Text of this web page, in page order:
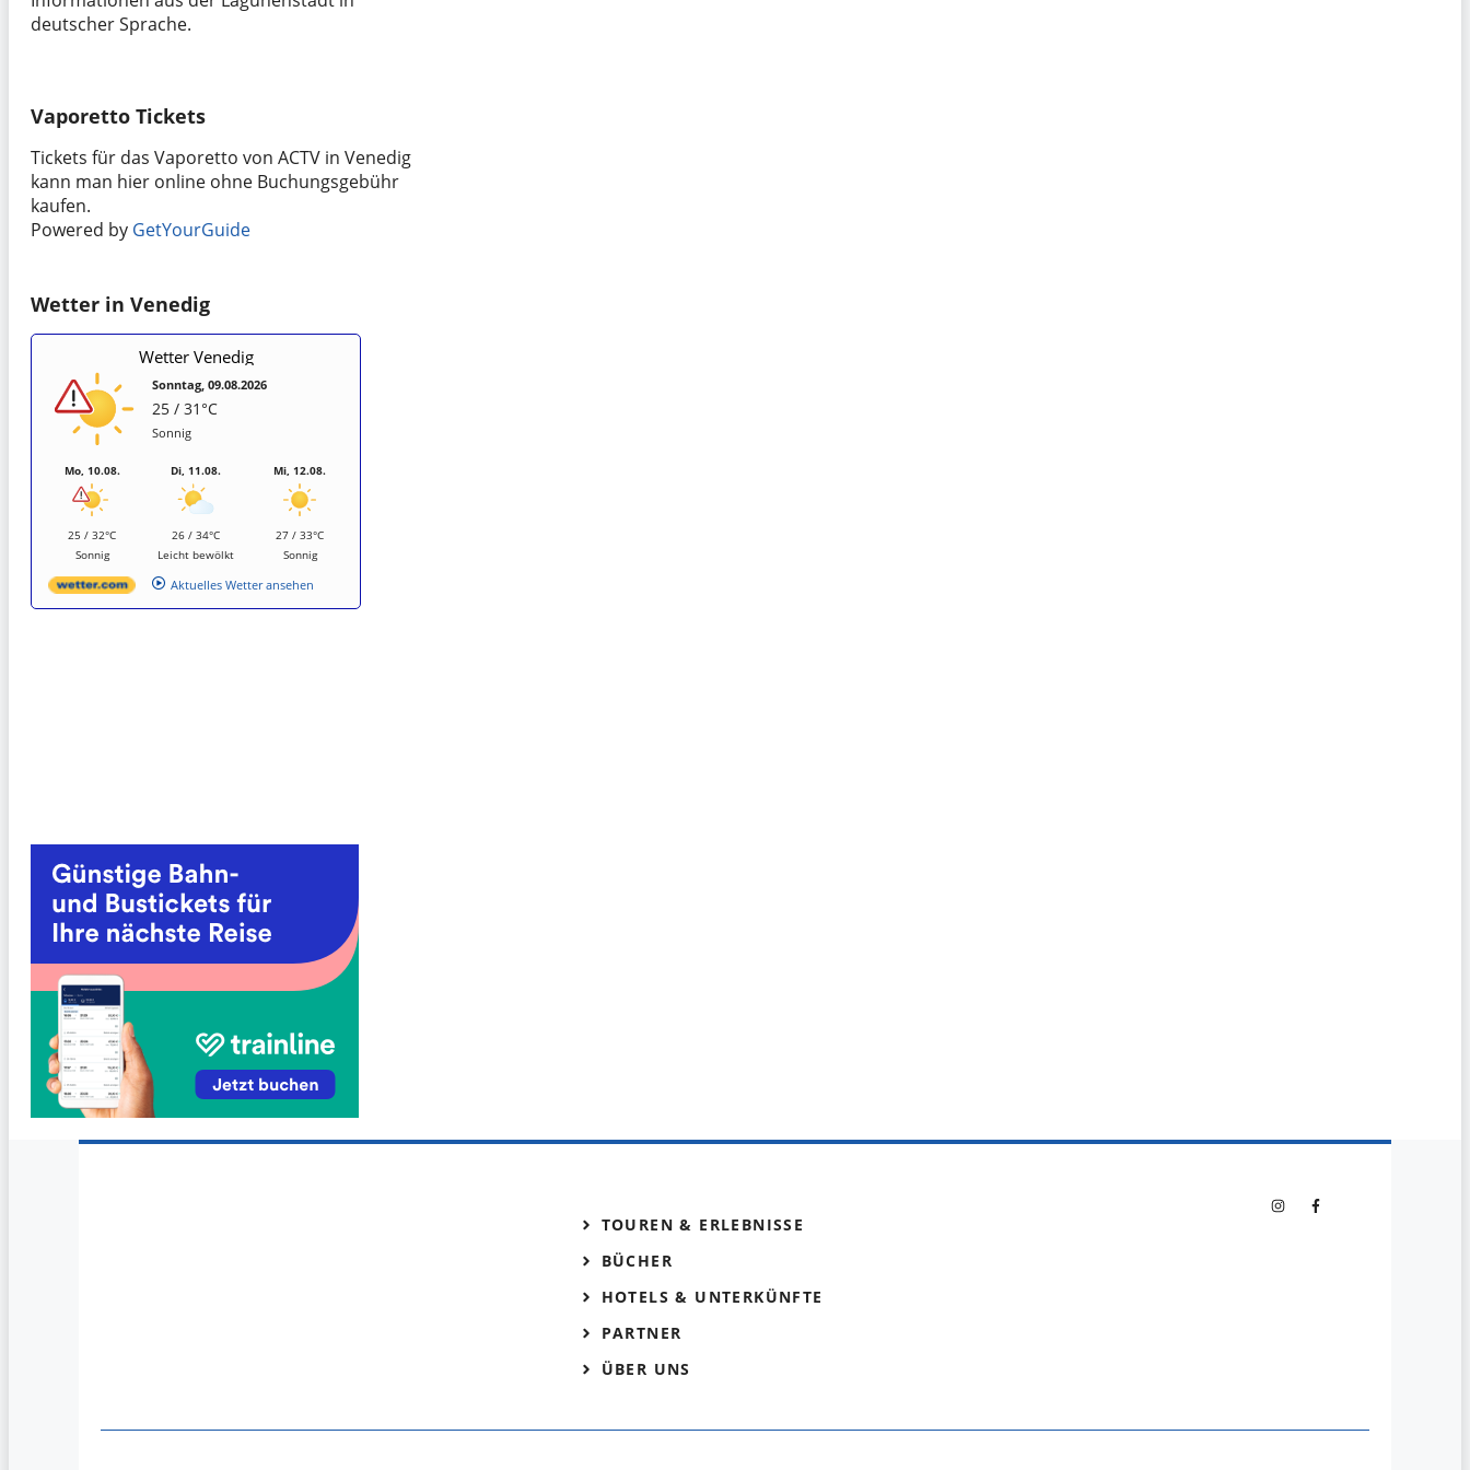
deutscher Sprache.
Vaporetto Tickets
Tickets für das Vaporetto von ACTV in Venedig
kann man hier online ohne Buchungsgebühr
kaufen.
Powered by GetYourGuide
Wetter in Venedig
Wetter Venedig
Sonntag, 09.08.2026
25 / 31°C
Sonnig
Mo, 10.08.
25 / 32°C
Sonnig
Di, 11.08.
26 / 34°C
Leicht bewölkt
Mi, 12.08.
27 / 33°C
Sonnig
Aktuelles Wetter ansehen
TOUREN & ERLEBNISSE
BÜCHER
HOTELS & UNTERKÜNFTE
PARTNER
ÜBER UNS